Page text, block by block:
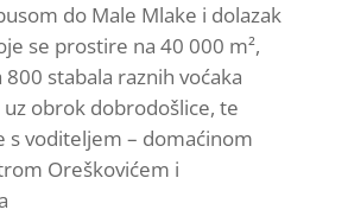
do Male Mlake i dolazak
se prostire na 40 000 m²,
stabala raznih voćaka
obrok dobrodošlice, te
s voditeljem – domaćinom
Oreškovićem i